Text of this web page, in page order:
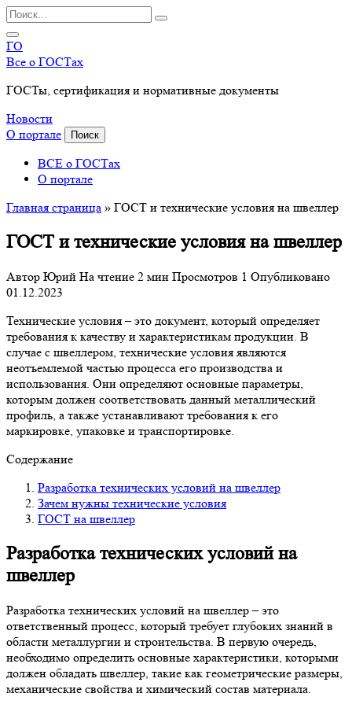
Перейти
к
содержанию
Search
for:
ГО
Все о ГОСТах
ГОСТы, сертификация и нормативные документы
Новости
О портале
Поиск
ВСЕ о ГОСТах
О портале
Главная страница » ГОСТ и технические условия на швеллер
ГОСТ и технические условия на швеллер
Автор Юрий На чтение 2 мин Просмотров 1 Опубликовано
01.12.2023
Технические условия – это документ, который определяет
требования к качеству и характеристикам продукции. В
случае с швеллером, технические условия являются
неотъемлемой частью процесса его производства и
использования. Они определяют основные параметры,
которым должен соответствовать данный металлический
профиль, а также устанавливают требования к его
маркировке, упаковке и транспортировке.
Содержание
Разработка технических условий на швеллер
Зачем нужны технические условия
ГОСТ на швеллер
Разработка технических условий на
швеллер
Разработка технических условий на швеллер – это
ответственный процесс, который требует глубоких знаний в
области металлургии и строительства. В первую очередь,
необходимо определить основные характеристики, которыми
должен обладать швеллер, такие как геометрические размеры,
механические свойства и химический состав материала.